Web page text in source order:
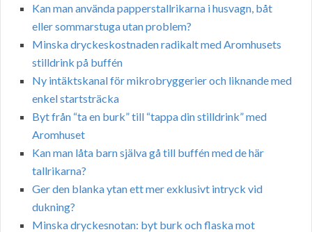
Kan man använda papperstallrikarna i husvagn, båt
eller sommarstuga utan problem?
Minska dryckeskostnaden radikalt med Aromhusets
stilldrink på buffén
Ny intäktskanal för mikrobryggerier och liknande med
enkel startsträcka
Byt från “ta en burk” till “tappa din stilldrink” med
Aromhuset
Kan man låta barn själva gå till buffén med de här
tallrikarna?
Ger den blanka ytan ett mer exklusivt intryck vid
dukning?
Minska dryckesnotan: byt burk och flaska mot